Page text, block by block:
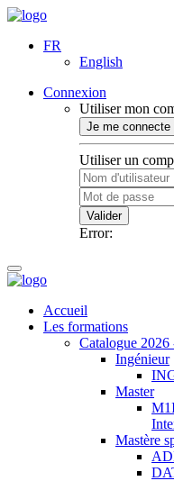
FR
English
Connexion
Utiliser mon
Je me connecte
Utiliser un
Valider
Error:
Accueil
Les formations
Catalogue 2026
Ingénieur
Master
Mastère